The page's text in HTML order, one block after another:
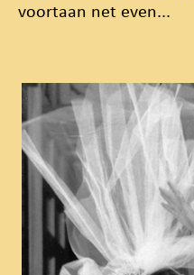
voortaan net even...